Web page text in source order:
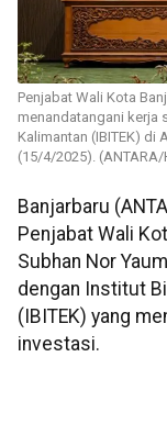
Penjabat Wali Kota
menandatangani kerja
Kalimantan (IBITEK) di
(15/4/2025).
Banjarbaru
Penjabat Wali
Subhan Nor
dengan Institut
(IBITEK) yang
investasi.